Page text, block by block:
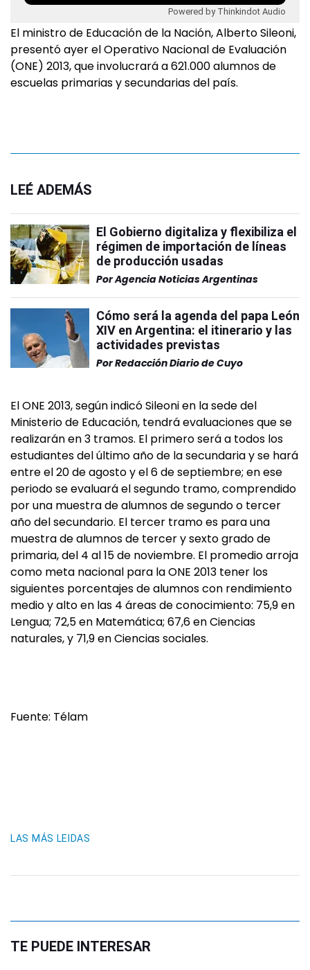
Powered by Thinkindot Audio
El ministro de Educación de la Nación, Alberto Sileoni,
presentó ayer el Operativo Nacional de Evaluación
(ONE) 2013, que involucrará a 621.000 alumnos de
escuelas primarias y secundarias del país.
LEÉ ADEMÁS
El Gobierno digitaliza y flexibiliza el
régimen de importación de líneas
de producción usadas
PorAgencia Noticias Argentinas
Cómo será la agenda del papa León
XIV en Argentina: el itinerario y las
actividades previstas
PorRedacción Diario de Cuyo
El ONE 2013, según indicó Sileoni en la sede del
Ministerio de Educación, tendrá evaluaciones que se
realizarán en 3 tramos. El primero será a todos los
estudiantes del último año de la secundaria y se hará
entre el 20 de agosto y el 6 de septiembre; en ese
periodo se evaluará el segundo tramo, comprendido
por una muestra de alumnos de segundo o tercer
año del secundario. El tercer tramo es para una
muestra de alumnos de tercer y sexto grado de
primaria, del 4 al 15 de noviembre. El promedio arroja
como meta nacional para la ONE 2013 tener los
siguientes porcentajes de alumnos con rendimiento
medio y alto en las 4 áreas de conocimiento: 75,9 en
Lengua; 72,5 en Matemática; 67,6 en Ciencias
naturales, y 71,9 en Ciencias sociales.
Fuente: Télam
LAS MÁS LEIDAS
TE PUEDE INTERESAR